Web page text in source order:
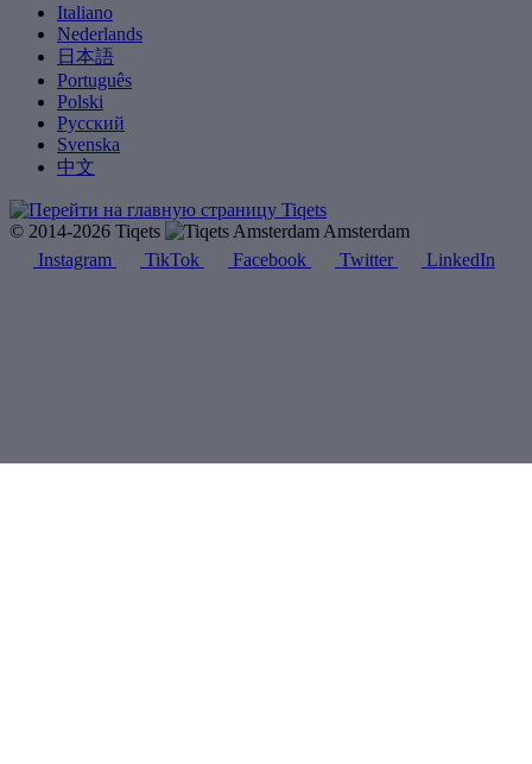
Italiano
Nederlands
日本語
Português
Polski
Русский
Svenska
中文
© 2014-2026 Tiqets
Amsterdam
Instagram
TikTok Facebook Twitter LinkedIn